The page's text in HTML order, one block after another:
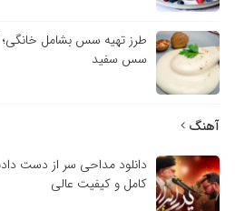
طرز تهیه سس بشامل
سس سفید
آهنگ
دانلود مداحی سر از دست
کامل و کیفیت عالی